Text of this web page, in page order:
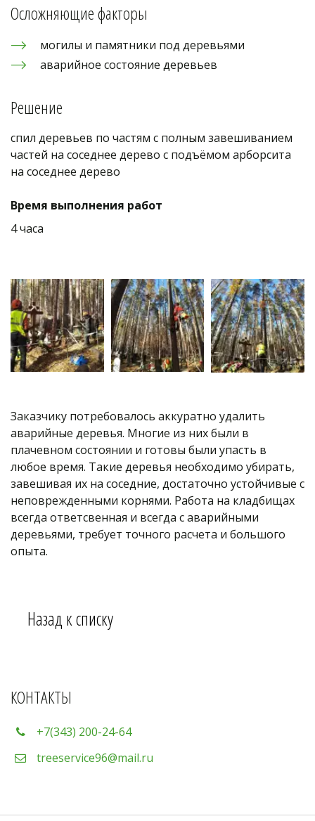
Осложняющие факторы
могилы и памятники под деревьями
аварийное состояние деревьев
Решение
спил деревьев по частям с полным завешиванием
частей на соседнее дерево с подъёмом арборсита
на соседнее дерево
Время выполнения работ
4 часа
Заказчику потребовалось аккуратно удалить
аварийные деревья. Многие из них были в
плачевном состоянии и готовы были упасть в
любое время. Такие деревья необходимо убирать,
завешивая их на соседние, достаточно устойчивые с
неповрежденными корнями. Работа на кладбищах
всегда ответсвенная и всегда с аварийными
деревьями, требует точного расчета и большого
опыта.
Назад к списку
КОНТАКТЫ
+7(343) 200-24-64
treeservice96@mail.ru